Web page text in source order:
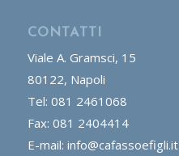
CONTATTI
Viale A. Gramsci, 15
80122, Napoli
Tel: 081 2461068
Fax: 081 2404414
E-mail: info@cafassoefigli.it